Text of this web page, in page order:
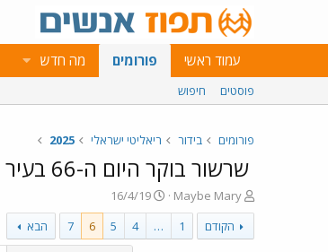
עמוד ראשי פורומים מה חדש
פוסטים חיפוש
פורומים בידור ריאליטי ישראלי 2025
שרשור בוקר היום ה-66 בעיר 2025
פ
ו
ת
ח
Maybe Mary
פ
ו
ס
16/4/19
הקודם
1
…
4
5
6
7 הבא